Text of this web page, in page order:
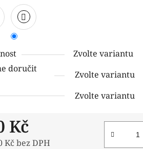
Zvolte variantu
doručit
Zvolte variantu
Zvolte variantu
Kč
Kč bez DPH